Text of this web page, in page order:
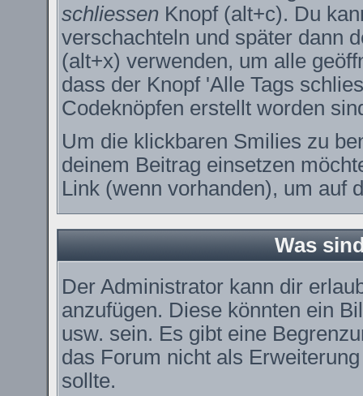
schliessenKnopf (alt+c). Du
verschachteln und später dann
(alt+x) verwenden, um alle
dass der Knopf 'Alle Tags
Codeknöpfen erstellt worden
Um die klickbaren Smilies zu
deinem Beitrag einsetzen
Link (wenn vorhanden), um auf
Was
Der Administrator kann dir
anzufügen. Diese könnten ein
usw. sein. Es gibt eine
das Forum nicht als
sollte.